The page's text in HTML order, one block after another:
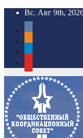
Перейти
содержимому
Вс. Авг 9th,